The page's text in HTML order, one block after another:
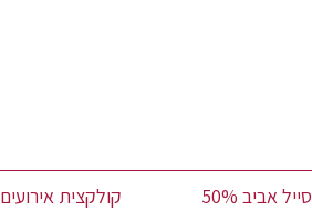
סייל אביב 50% קולקצית אירועים